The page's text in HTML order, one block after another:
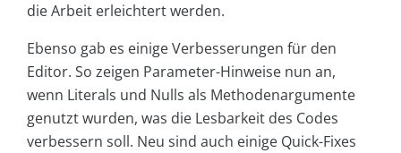
die Arbeit erleichtert werden.
Ebenso gab es einigeVerbesserungen für den
Editor. So zeigen Parameter-Hinweise nun an,
wenn Literals und Nulls als Methodenargumente
genutzt wurden, was die Lesbarkeit des Codes
verbessern soll. Neu sind auch einige Quick-Fixes